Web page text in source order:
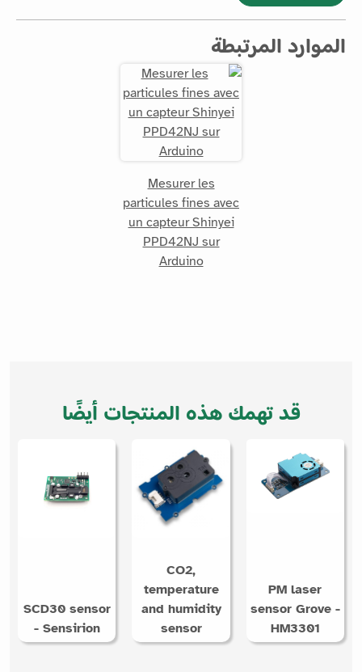
الموارد المرتبطة
Mesurer les
particules fines avec
un capteur Shinyei
PPD42NJ sur
Arduino
قد تهمك هذه المنتجات أيضًا
PM laser
sensor Grove -
HM3301
CO2,
temperature
and humidity
sensor
SCD30 sensor
- Sensirion